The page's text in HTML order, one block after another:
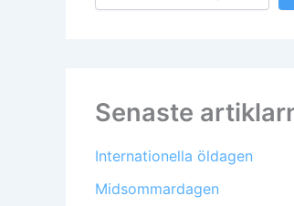
Senaste
Internationella öldagen
Midsommardagen